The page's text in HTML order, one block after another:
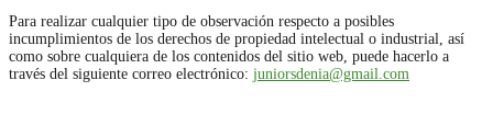
Para realizar cualquier tipo de observación respecto a posibles
incumplimientos de los derechos de propiedad intelectual o industrial, así
como sobre cualquiera de los contenidos del sitio web, puede hacerlo a
través del siguiente correo electrónico: juniorsdenia@gmail.com